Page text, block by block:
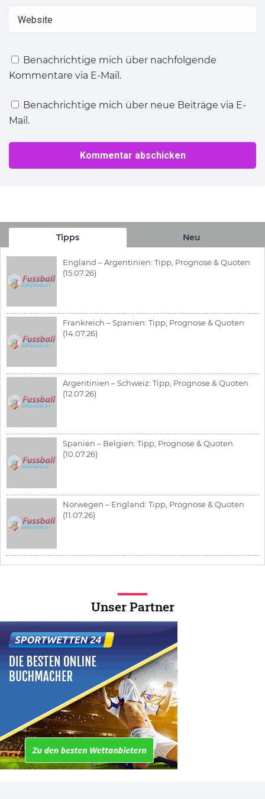
Benachrichtige mich über nachfolgende
Kommentare via E-Mail.
Benachrichtige mich über neue Beiträge via E-
Mail.
Tipps Neu
England – Argentinien: Tipp, Prognose & Quoten
(15.07.26)
Frankreich – Spanien: Tipp, Prognose & Quoten
(14.07.26)
Argentinien – Schweiz: Tipp, Prognose & Quoten
(12.07.26)
Spanien – Belgien: Tipp, Prognose & Quoten
(10.07.26)
Norwegen – England: Tipp, Prognose & Quoten
(11.07.26)
Unser Partner